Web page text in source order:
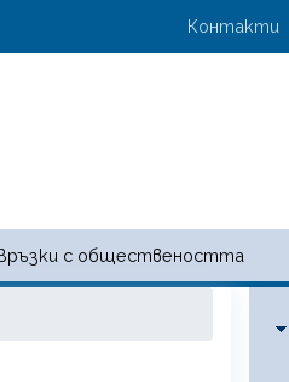
User
Контакти
с обществеността
| Ministry of